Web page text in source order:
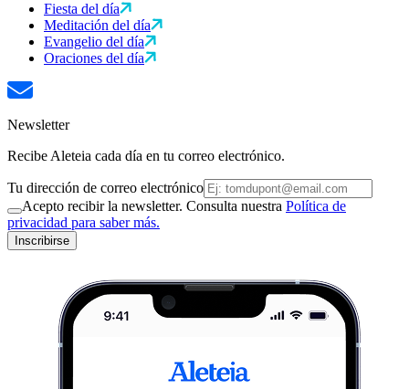
Fiesta del día
Meditación del día
Evangelio del día
Oraciones del día
Newsletter
Recibe Aleteia cada día en tu correo electrónico.
Tu dirección de correo electrónico
Acepto recibir la newsletter. Consulta nuestra Política de
privacidad para saber más.
Inscribirse